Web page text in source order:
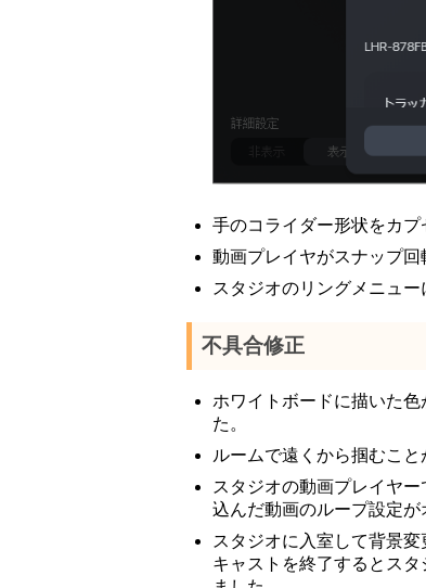
手のコライダー形状をカプ
動画プレイヤがスナップ回
スタジオのリングメニュ
不具合修正
ホワイトボードに描いた
た。
ルームで遠くから掴むこ
スタジオの動画プレイヤ
込んだ動画のループ設定が
スタジオに入室して背景
キャストを終了するとス